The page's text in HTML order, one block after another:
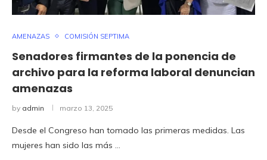
AMENAZAS COMISIÓN SEPTIMA
Senadores firmantes de la ponencia de
archivo para la reforma laboral denuncian
amenazas
by admin marzo 13, 2025
Desde el Congreso han tomado las primeras medidas. Las
mujeres han sido las más …